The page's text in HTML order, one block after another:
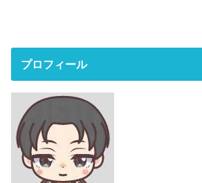
プロフィール